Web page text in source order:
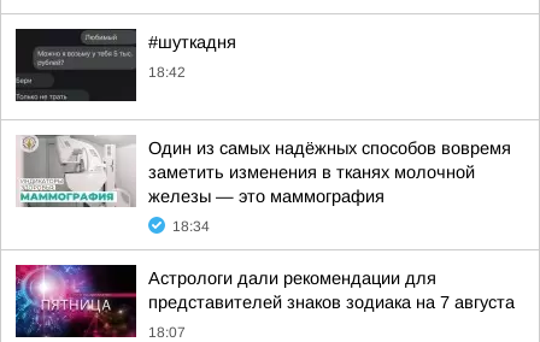
#шуткадня
18:42
Один из самых надёжных способов вовремя
заметить изменения в тканях молочной
железы — это маммография
18:34
Астрологи дали рекомендации для
представителей знаков зодиака на 7 августа
18:07